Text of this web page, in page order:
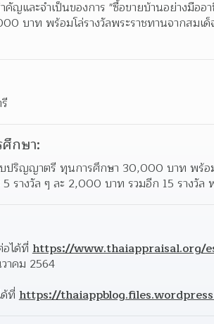
คัญและจำเป็นของการ "ซื้อขายบ้านอย่างมืออ
บาท พร้อมโล่รางวัลพระราชทานจากสม
กษา:
ปริญญาตรี ทุนการศึกษา 30,000 บาท พร้อม
5 รางวัล ๆ ละ 2,000 บาท รวมอีก 15 รางวั
อได้ที่ https://www.thaiappraisal.org/
าคม 2564
ด้ที่ https://